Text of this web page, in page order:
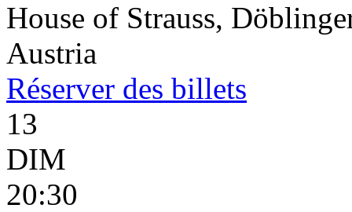
House of Strauss,
Austria
Réserver des billets
13
DIM
20:30